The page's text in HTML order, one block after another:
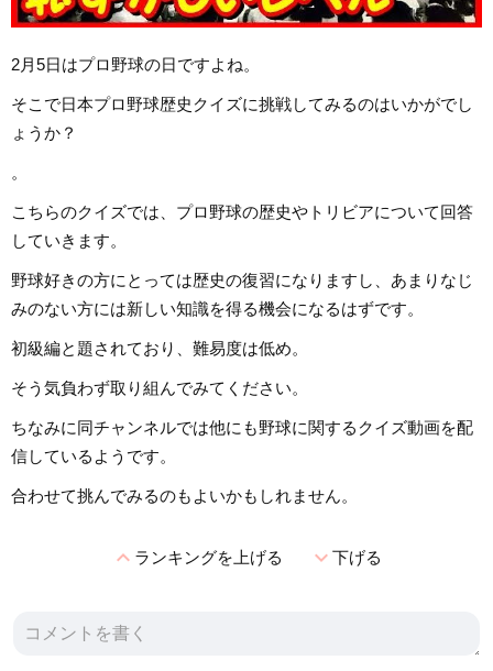
2月5日はプロ野球の日ですよね。
そこで日本プロ野球歴史クイズに挑戦してみるのはいかがでし
ょうか？
。
こちらのクイズでは、プロ野球の歴史やトリビアについて回答
していきます。
野球好きの方にとっては歴史の復習になりますし、あまりなじ
みのない方には新しい知識を得る機会になるはずです。
初級編と題されており、難易度は低め。
そう気負わず取り組んでみてください。
ちなみに同チャンネルでは他にも野球に関するクイズ動画を配
信しているようです。
合わせて挑んでみるのもよいかもしれません。
expand_lessランキングを上げる expand_more下げる